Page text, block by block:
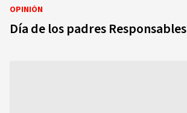
OPINIÓN
Día de los padres Responsables